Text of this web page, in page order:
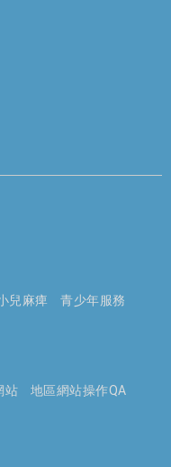
兒麻痺
青少年服務
站
地區網站操作QA